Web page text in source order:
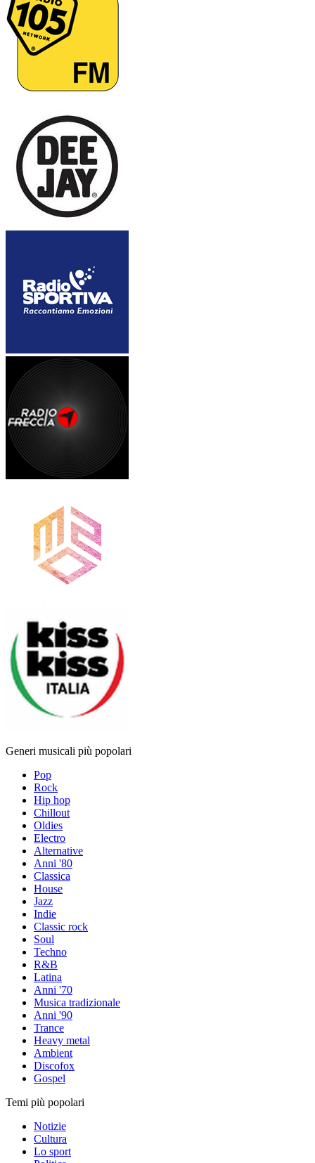
Generi musicali più popolari
Pop
Rock
Hip hop
Chillout
Oldies
Electro
Alternative
Anni '80
Classica
House
Jazz
Indie
Classic rock
Soul
Techno
R&B
Latina
Anni '70
Musica tradizionale
Anni '90
Trance
Heavy metal
Ambient
Discofox
Gospel
Temi più popolari
Notizie
Cultura
Lo sport